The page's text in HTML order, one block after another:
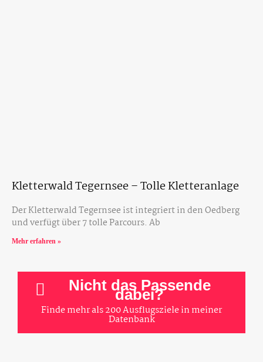
Kletterwald Tegernsee – Tolle Kletteranlage
Der Kletterwald Tegernsee ist integriert in den Oedberg
und verfügt über 7 tolle Parcours. Ab
Mehr erfahren »
Nicht das Passende
dabei?
Finde mehr als 200 Ausflugsziele in meiner
Datenbank